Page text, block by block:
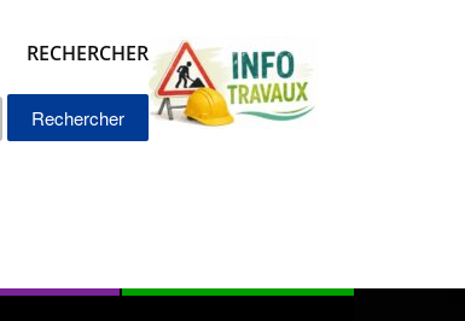
RECHERCHER
Rechercher :